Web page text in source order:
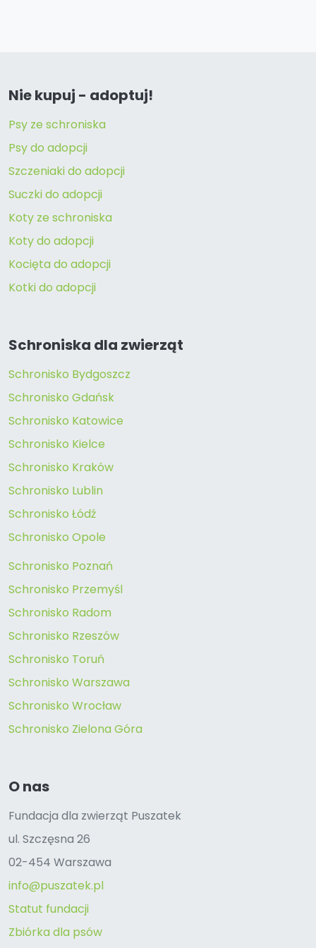
Nie kupuj - adoptuj!
Psy ze schroniska
Psy do adopcji
Szczeniaki do adopcji
Suczki do adopcji
Koty ze schroniska
Koty do adopcji
Kocięta do adopcji
Kotki do adopcji
Schroniska dla zwierząt
Schronisko Bydgoszcz
Schronisko Gdańsk
Schronisko Katowice
Schronisko Kielce
Schronisko Kraków
Schronisko Lublin
Schronisko Łódź
Schronisko Opole
Schronisko Poznań
Schronisko Przemyśl
Schronisko Radom
Schronisko Rzeszów
Schronisko Toruń
Schronisko Warszawa
Schronisko Wrocław
Schronisko Zielona Góra
O nas
Fundacja dla zwierząt Puszatek
ul. Szczęsna 26
02-454 Warszawa
info@puszatek.pl
Statut fundacji
Zbiórka dla psów